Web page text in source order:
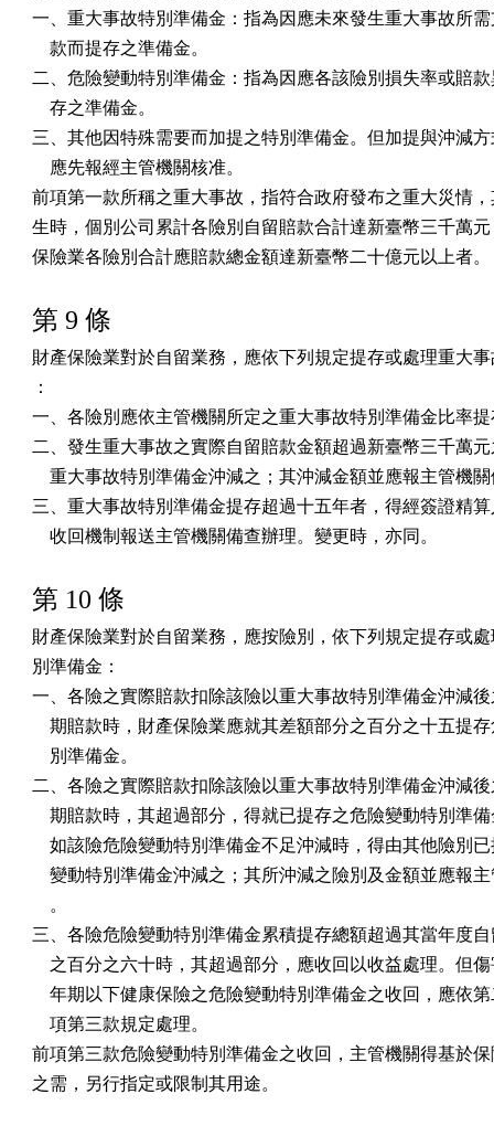
一、重大事故特別準備金：指為因應未來發生重大事故所
    款而提存之準備金。
二、危險變動特別準備金：指為因應各該險別損失率或賠
    存之準備金。
三、其他因特殊需要而加提之特別準備金。但加提與沖減
    應先報經主管機關核准。
前項第一款所稱之重大事故，指符合政府發布之重大災情
生時，個別公司累計各險別自留賠款合計達新臺幣三千萬
保險業各險別合計應賠款總金額達新臺幣二十億元以上者。
第 9 條
財產保險業對於自留業務，應依下列規定提存或處理重大
：
一、各險別應依主管機關所定之重大事故特別準備金比率
二、發生重大事故之實際自留賠款金額超過新臺幣三千萬
重大事故特別準備金沖減之；其沖減金額並應報主管機
三、重大事故特別準備金提存超過十五年者，得經簽證精
    收回機制報送主管機關備查辦理。變更時，亦同。
第 10 條
財產保險業對於自留業務，應按險別，依下列規定提存或
別準備金：
一、各險之實際賠款扣除該險以重大事故特別準備金沖減
期賠款時，財產保險業應就其差額部分之百分之十五提
    別準備金。
二、各險之實際賠款扣除該險以重大事故特別準備金沖減
期賠款時，其超過部分，得就已提存之危險變動特別準
如該險危險變動特別準備金不足沖減時，得由其他險別
變動特別準備金沖減之；其所沖減之險別及金額並應報
    。
三、各險危險變動特別準備金累積提存總額超過其當年度
之百分之六十時，其超過部分，應收回以收益處理。但
年期以下健康保險之危險變動特別準備金之收回，應依
    項第三款規定處理。
前項第三款危險變動特別準備金之收回，主管機關得基於
之需，另行指定或限制其用途。